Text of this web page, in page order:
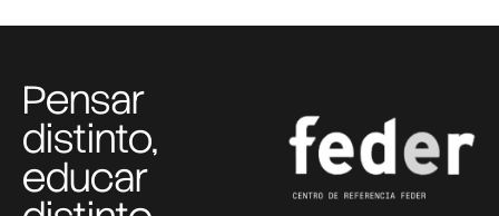
Pensar
distinto,
educar